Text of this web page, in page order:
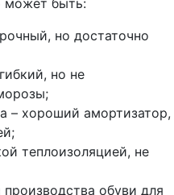
но достаточно
но не
– хороший амортизатор,
теплоизоляцией, не
обуви для